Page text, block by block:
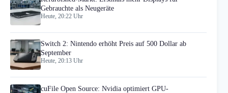
Gebrauchte als Neugeräte
Heute, 20:22 Uhr
Switch 2: Nintendo erhöht Preis auf 500 Dollar ab
September
Heute, 20:13 Uhr
cuFile Open Source: Nvidia optimiert GPU-